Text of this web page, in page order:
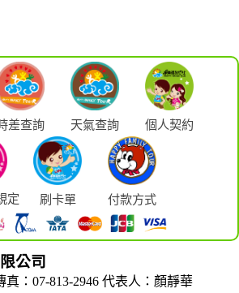
差查詢 天氣查詢 個人契約
定 刷卡單 付款方式
公司
真：07-813-2946 代表人：顏靜華